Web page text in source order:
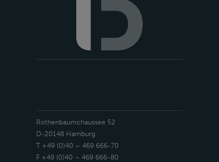
Rothenbaumchaussee 52
D-20148 Hamburg
T +49 (0)40 – 469 666-70
F +49 (0)40 – 469 666-80